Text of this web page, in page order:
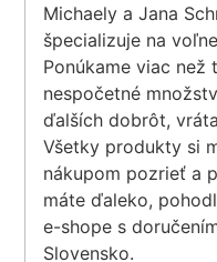
Michaely a Jana
špecializuje na
Ponúkame viac než
nespočetné
ďalších dobrôt,
Všetky produkty si
nákupom pozrieť a
máte ďaleko,
e-shope s
Slovensko.